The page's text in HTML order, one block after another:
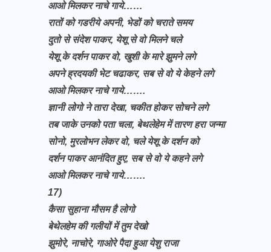
आओ मिलकर नाचे गाये……
रातों को गडरीये अपनी, भेडों को चराते समय
दुतो से संदेश पाकर, येशू से वो मिलने चले
येशू के दर्शन पाकर वो, खुशी के मारे झुमने लगे
अपने ह्रदयकी भेट चढाकर, सब से वो ये केहने लगे
आओ मिलकर नाचे गाये…….
ज्ञानी लोगो ने तारा देखा, चकीत होकर सोचने लगे
तब जाके उनको पता चला, बेथलेहेम में तारण हरा जन्मा
सोनो, मुरलोभन लेकर वो, चले येशू के दर्शन को
दर्शन पाकर आनंदित हुए, सब से वो ये कहने लगे
आओ मिलकर नाचे गाये…….
17)
कैसा सुहाना मौसम है लोगो
बेथेलहेम की गलीयों में तुम देखो
झुमोरे, नाचोरे, गाओरे पैदा हुआ येशु राजा